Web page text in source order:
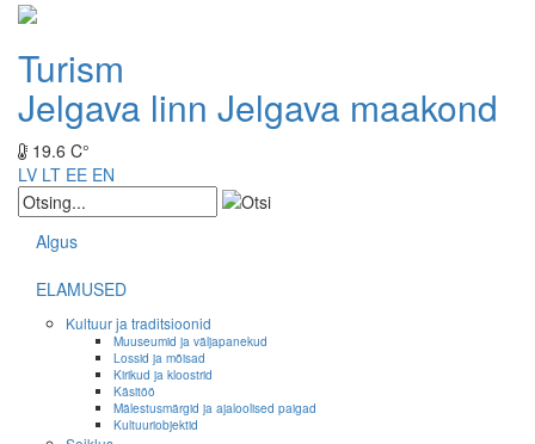
Turism
Jelgava linn Jelgava maakond
19.6 C°
LV LT EE EN
Algus
ELAMUSED
Kultuur ja traditsioonid
Muuseumid ja väljapanekud
Lossid ja mõisad
Kirikud ja kloostrid
Käsitöö
Mälestusmärgid ja ajaloolised paigad
Kultuuriobjektid